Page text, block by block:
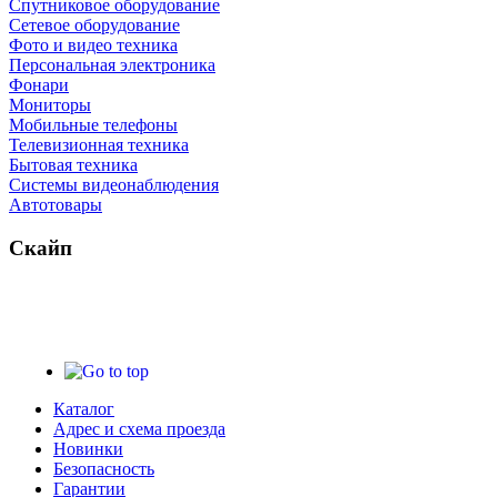
Спутниковое оборудование
Сетевое оборудование
Фото и видео техника
Персональная электроника
Фонари
Мониторы
Мобильные телефоны
Телевизионная техника
Бытовая техника
Cистемы видеонаблюдения
Автотовары
Скайп
Каталог
Адрес и схема проезда
Новинки
Безопасность
Гарантии